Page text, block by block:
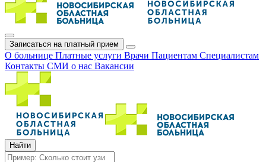
Записаться на платный прием
О больнице Платные услуги Врачи Пациентам Специалистам
Контакты СМИ о нас Вакансии